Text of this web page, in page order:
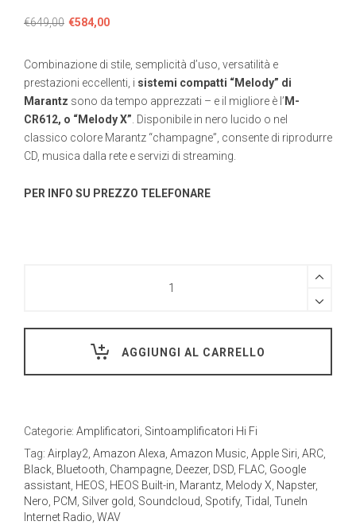
€649,00 Il
originale
era:
€649,00.
€584,00Il
attuale
è:
€584,00.
Combinazione di stile, semplicità d’uso, versatilità e
prestazioni eccellenti, i sistemi compatti “Melody” di
Marantz sono da tempo apprezzati – e il migliore è l’ M-
CR612, o “Melody X”. Disponibile in nero lucido o nel
classico colore Marantz “champagne”, consente di riprodurre
CD, musica dalla rete e servizi di streaming.
PER INFO SU PREZZO TELEFONARE
di
rete
gold
nero
quantity
AGGIUNGI AL CARRELLO
Categorie: Amplificatori, Sintoamplificatori Hi Fi
Tag: Airplay2, Amazon Alexa, Amazon Music, Apple Siri, ARC,
Black, Bluetooth, Champagne, Deezer, DSD, FLAC, Google
assistant, HEOS, HEOS Built-in, Marantz, Melody X, Napster,
Nero, PCM, Silver gold, Soundcloud, Spotify, Tidal , TuneIn
Internet Radio, WAV